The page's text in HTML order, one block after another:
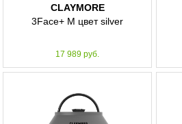
CLAYMORE
3Face+ M цвет silver
17 989 руб.